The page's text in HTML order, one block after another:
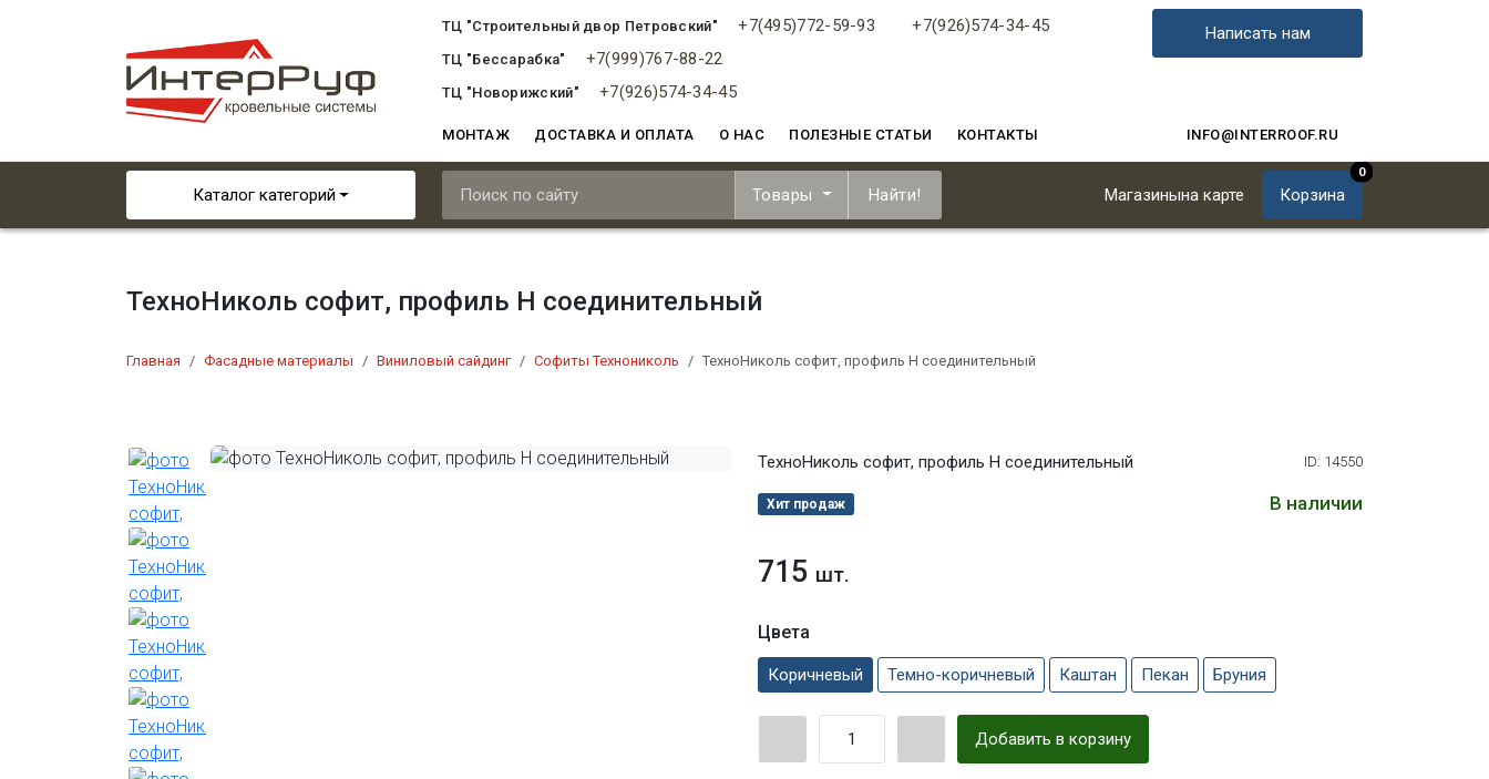
ТЦ "Строительный двор Петровский" +7(495)772-59-93 +7(926)574-34-45
ТЦ "Бессарабка" +7(999)767-88-22
ТЦ "Новорижский" +7(926)574-34-45
Написать нам
МОНТАЖ ДОСТАВКА И ОПЛАТА О НАС ПОЛЕЗНЫЕ СТАТЬИ КОНТАКТЫ INFO@INTERROOF.RU
Каталог категорий Товары Найти! Магазинына карте Корзина
0
ТехноНиколь софит, профиль H соединительный
Главная Фасадные материалы Виниловый сайдинг Софиты Технониколь ТехноНиколь софит, профиль H соединительный
ТехноНиколь софит, профиль H соединительный ID: 14550
Хит продаж В наличии
715 шт.
Цвета
Коричневый Темно-коричневый Каштан Пекан Бруния
Добавить в корзину